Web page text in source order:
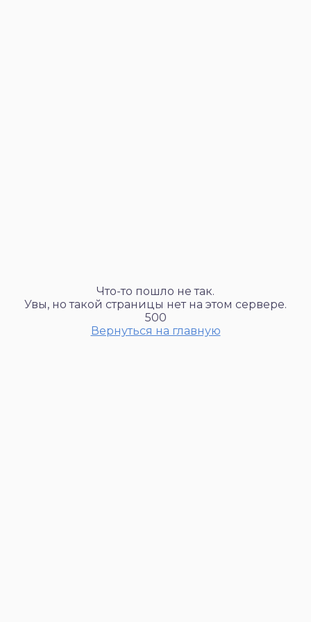
Что-то пошло не так.
Увы, но такой страницы нет на этом сервере.
500
Вернуться на главную